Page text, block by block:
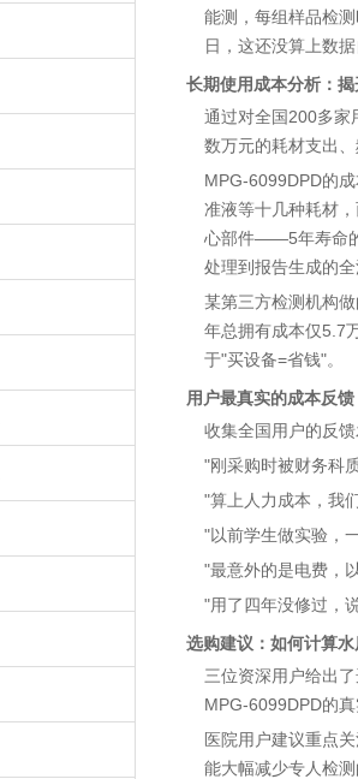
能测，每组样品检
日，这还没算上数
长期使用成本分析：
通过对全国200多家
数万元的耗材支出
MPG-6099DPD的
准液等十几种耗材
心部件——5年寿命
处理到报告生成的
某第三方检测机构
年总拥有成本仅5.7
于"买设备=省钱"。
用户最真实的成本反
收集全国用户的反
"刚采购时被财务科
"算上人力成本，我
"以前学生做实验，
"最意外的是电费，
"用了四年没修过，
选购建议：如何计算
三位资深用户给出
MPG-6099DPD的
医院用户建议重点
能大幅减少专人检